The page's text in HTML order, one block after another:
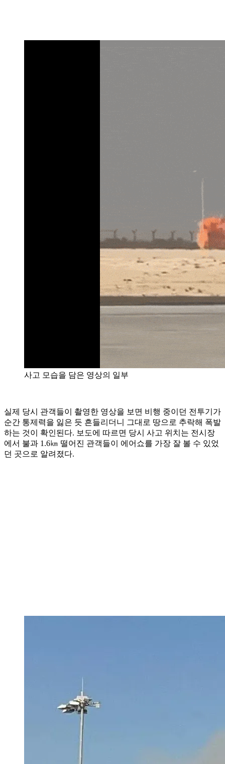
사고 모습을 담은 영상의 일부
실제 당시 관객들이 촬영한 영상을 보면 비행 중이던 전투기가
순간 통제력을 잃은 듯 흔들리더니 그대로 땅으로 추락해 폭발
하는 것이 확인된다. 보도에 따르면 당시 사고 위치는 전시장
에서 불과 1.6㎞ 떨어진 관객들이 에어쇼를 가장 잘 볼 수 있었
던 곳으로 알려졌다.